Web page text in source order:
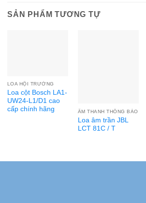
SẢN PHẨM TƯƠNG TỰ
LOA HỘI TRƯỜNG
Loa cột Bosch LA1-
UW24-L1/D1 cao
cấp chính hãng
ÂM THANH THÔNG BÁO
Loa âm trần JBL
LCT 81C / T